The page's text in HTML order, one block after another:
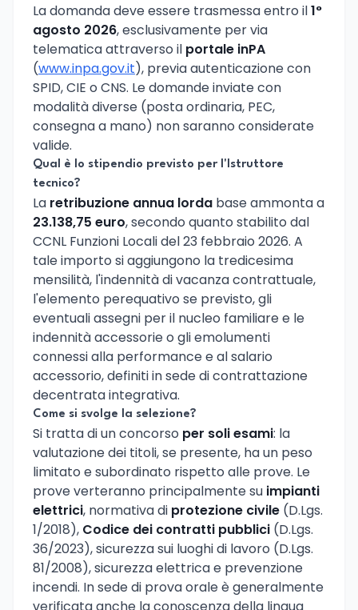
La domanda deve essere trasmessa entro il1°
agosto 2026, esclusivamente per via
telematica attraverso il portale inPA
(www.inpa.gov.it), previa autenticazione con
SPID, CIE o CNS. Le domande inviate con
modalità diverse (posta ordinaria, PEC,
consegna a mano) non saranno considerate
valide.
Qual è lo stipendio previsto per l'Istruttore
tecnico?
La retribuzione annua lorda base ammonta a
23.138,75 euro, secondo quanto stabilito dal
CCNL Funzioni Locali del 23 febbraio 2026. A
tale importo si aggiungono la tredicesima
mensilità, l'indennità di vacanza contrattuale,
l'elemento perequativo se previsto, gli
eventuali assegni per il nucleo familiare e le
indennità accessorie o gli emolumenti
connessi alla performance e al salario
accessorio, definiti in sede di contrattazione
decentrata integrativa.
Come si svolge la selezione?
Si tratta di un concorso per soli esami: la
valutazione dei titoli, se presente, ha un peso
limitato e subordinato rispetto alle prove. Le
prove verteranno principalmente su impianti
elettrici, normativa di protezione civile (D.Lgs.
1/2018), Codice dei contratti pubblici (D.Lgs.
36/2023), sicurezza sui luoghi di lavoro (D.Lgs.
81/2008), sicurezza elettrica e prevenzione
incendi. In sede di prova orale è generalmente
verificata anche la conoscenza della lingua